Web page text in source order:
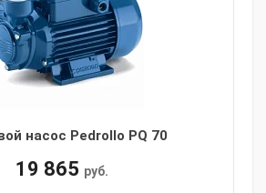
насос Pedrollo PQ 70
19 865 руб.